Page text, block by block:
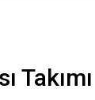
Takımı